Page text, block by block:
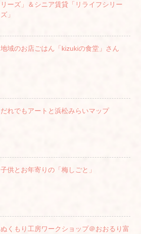
リーズ」＆シニア賃貸「リライフシリー
ズ」
地域のお店ごはん「kizukiの食堂」さん
だれでもアートと浜松みらいマップ
子供とお年寄りの「梅しごと」
ぬくもり工房ワークショップ＠おおるり富